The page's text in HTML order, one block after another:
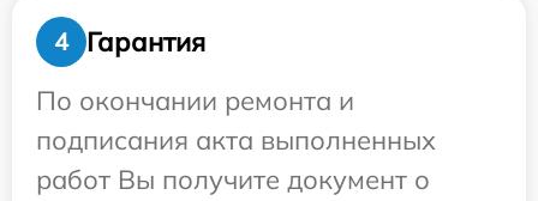
4
Гарантия
По окончании ремонта и
подписания акта выполненных
работ Вы получите документ о